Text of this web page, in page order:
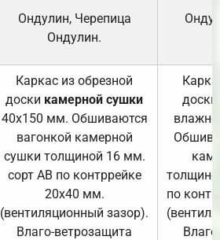
Ондулин, Черепица
Ондулин.
Каркас из обрезной
доски камерной сушки
40х150 мм. Обшиваются
вагонкой камерной
сушки толщиной 16 мм.
сорт АВ по контррейке
20х40 мм.
(вентиляционный зазор).
Влаго-ветрозащита
доски
по